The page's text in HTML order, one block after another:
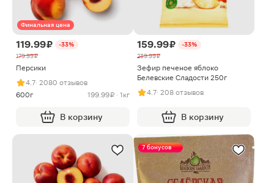
Финальная цена
119.99 ₽
-33%
179.99 ₽
Персики
4.7· 2080 отзывов
600г
199.99 ₽ · 1кг
В корзину
159.99 ₽
-33%
239.99 ₽
Зефир печеное яблоко
Белевские Сладости 250г
4.7· 208 отзывов
В корзину
7 бонусов